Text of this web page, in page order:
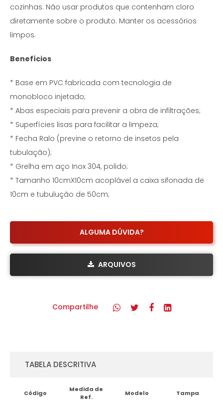
cozinhas. Não usar produtos que contenham cloro
diretamente sobre o produto. Manter os acessórios
limpos.
Benefícios
* Base em PVC fabricada com tecnologia de
monobloco injetado;
* Abas especiais para prevenir a obra de infiltrações;
* Superfícies lisas para facilitar a limpeza;
* Fecha Ralo (previne o retorno de insetos pela
tubulação);
* Grelha em aço Inox 304, polido;
* Tamanho 10cmX10cm acoplável a caixa sifonada de
10cm e tubulução de 50cm;
ALGUMA DÚVIDA?
ARQUIVOS
Compartilhe
TABELA DESCRITIVA
Código
Medida de
Ref.
Modelo Tampa